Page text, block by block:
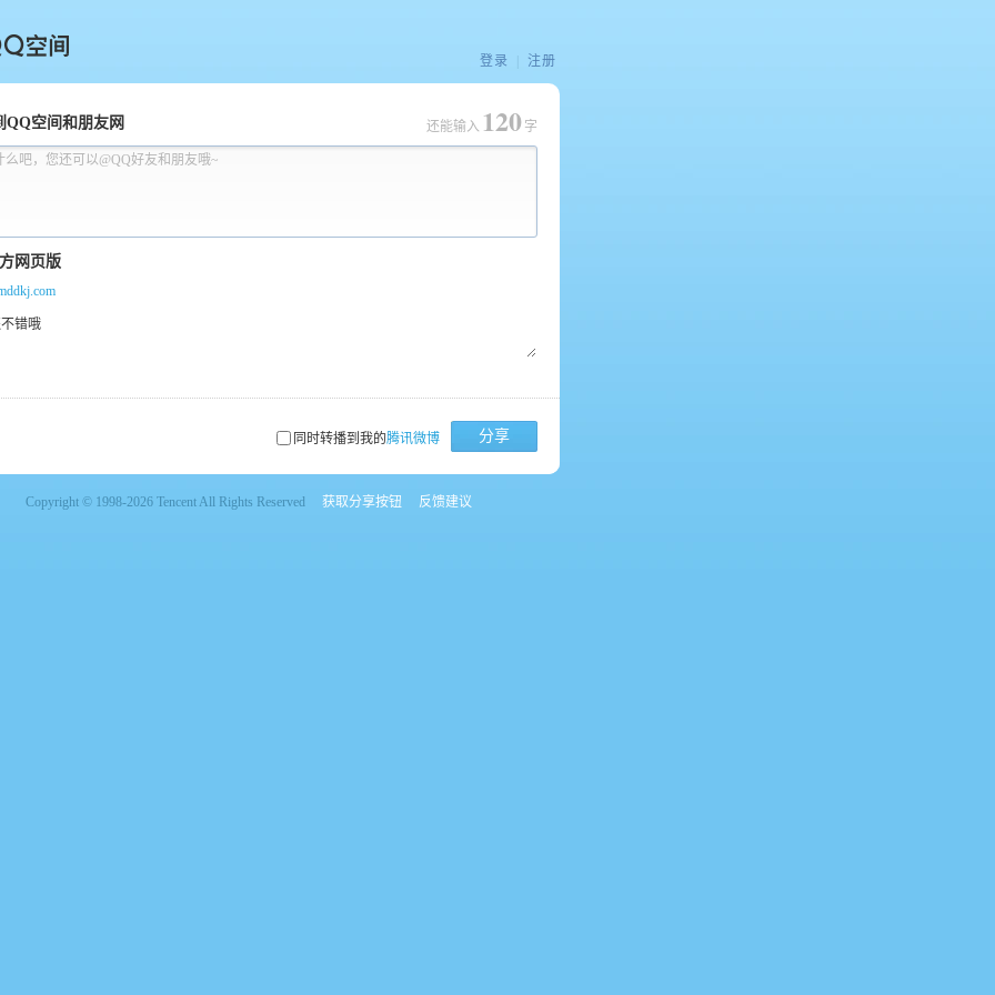
间
登录 注册
QQ空间和朋友网
么吧，您还可以@QQ好友和朋友哦~
还能输入 120 字
同时转播到我的腾讯微博 分享
Copyright © 1998-2026 Tencent All Rights Reserved 获取分享按钮 反馈建议